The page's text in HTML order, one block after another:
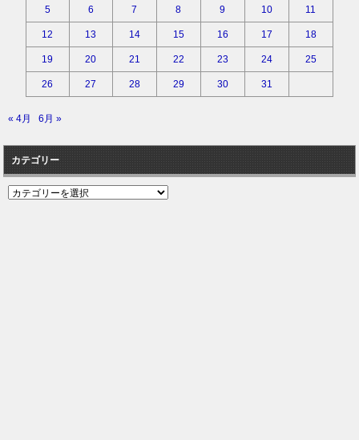
5 6 7 8 9 10 11
12 13 14 15 16 17 18
19 20 21 22 23 24 25
26 27 28 29 30 31
« 4月 6月 »
カテゴリー
カ